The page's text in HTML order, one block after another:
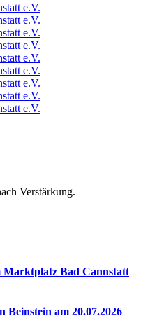
Verstärkung.
Bad Cannstatt
Beinstein am 20.07.2026